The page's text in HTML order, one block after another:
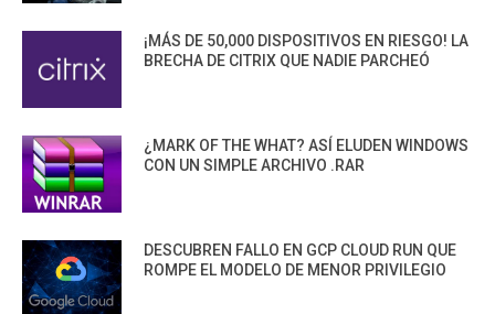
¡MÁS DE 50,000 DISPOSITIVOS EN RIESGO! LA
BRECHA DE CITRIX QUE NADIE PARCHEÓ
¿MARK OF THE WHAT? ASÍ ELUDEN WINDOWS
CON UN SIMPLE ARCHIVO .RAR
DESCUBREN FALLO EN GCP CLOUD RUN QUE
ROMPE EL MODELO DE MENOR PRIVILEGIO